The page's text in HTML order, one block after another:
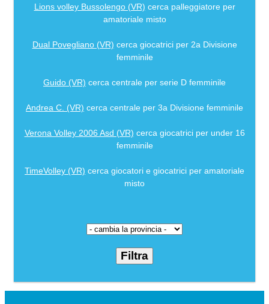
Lions volley Bussolengo (VR) cerca palleggiatore per
amatoriale misto
Dual Povegliano (VR) cerca giocatrici per 2a Divisione
femminile
Guido (VR) cerca centrale per serie D femminile
Andrea C. (VR) cerca centrale per 3a Divisione femminile
Verona Volley 2006 Asd (VR) cerca giocatrici per under 16
femminile
TimeVolley (VR) cerca giocatori e giocatrici per amatoriale
misto